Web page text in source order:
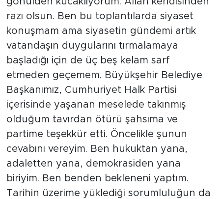
razı olsun. Ben bu toplantılarda siyaset
konuşmam ama siyasetin gündemi artık
vatandaşın duygularını tırmalamaya
başladığı için de üç beş kelam sarf
etmeden geçemem. Büyükşehir Belediye
Başkanımız, Cumhuriyet Halk Partisi
içerisinde yaşanan meselede takınmış
olduğum tavırdan ötürü şahsıma ve
partime teşekkür etti. Öncelikle şunun
cevabını vereyim. Ben hukuktan yana,
adaletten yana, demokrasiden yana
biriyim. Ben benden bekleneni yaptım.
Tarihin üzerime yüklediği sorumluluğun da